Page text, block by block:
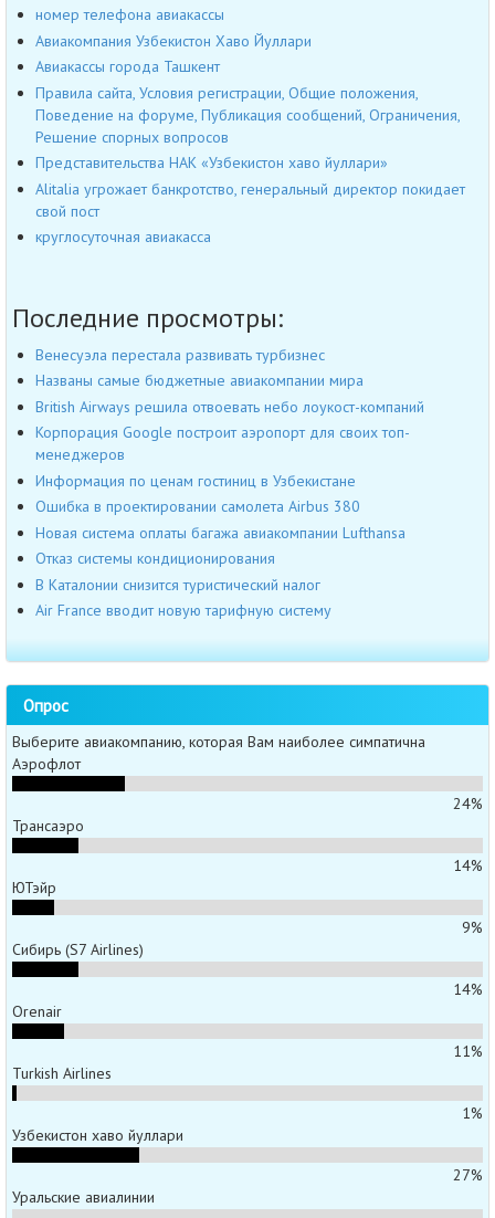
номер телефона авиакассы
Авиакомпания Узбекистон Хаво Йуллари
Авиакассы города Ташкент
Правила сайта, Условия регистрации, Общие положения,
Поведение на форуме, Публикация сообщений, Ограничения,
Решение спорных вопросов
Представительства НАК «Узбекистон хаво йуллари»
Alitalia угрожает банкротство, генеральный директор покидает
свой пост
круглосуточная авиакасса
Последние просмотры:
Венесуэла перестала развивать турбизнес
Названы самые бюджетные авиакомпании мира
British Airways решила отвоевать небо лоукост-компаний
Корпорация Google построит аэропорт для своих топ-
менеджеров
Информация по ценам гостиниц в Узбекистане
Ошибка в проектировании самолета Airbus 380
Новая система оплаты багажа авиакомпании Lufthansa
Отказ системы кондиционирования
В Каталонии снизится туристический налог
Air France вводит новую тарифную систему
Опрос
Выберите авиакомпанию, которая Вам наиболее симпатична
Аэрофлот
24%
Трансаэро
14%
ЮТэйр
9%
Сибирь (S7 Airlines)
14%
Orenair
11%
Turkish Airlines
1%
Узбекистон хаво йуллари
27%
Уральские авиалинии